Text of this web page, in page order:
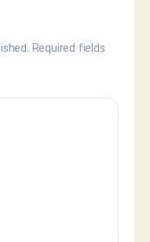
Required fields